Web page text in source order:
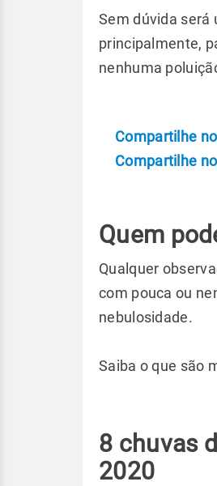
Sem dúvida será
principalmente,
nenhuma
Compartilhe
Compartilhe
Quem
Qualquer
com pouca ou
nebulosidade.
Saiba o que são
8 chuvas
2020